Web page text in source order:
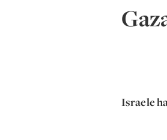
Israele